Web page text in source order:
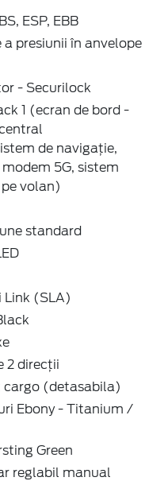
ESP, EBB
presiunii în anvelope
- Securilock
1 (ecran de bord -
de navigație,
5G, sistem
volan)
standard
Link (SLA)
2 direcții
(detasabila)
Ebony - Titanium /
Green
reglabil manual